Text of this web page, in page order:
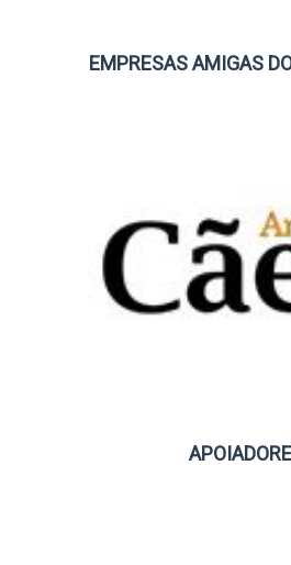
EMPRESAS AMIGAS